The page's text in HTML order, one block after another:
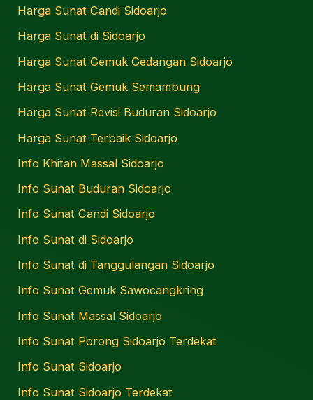
Harga Sunat Candi Sidoarjo
Harga Sunat di Sidoarjo
Harga Sunat Gemuk Gedangan Sidoarjo
Harga Sunat Gemuk Semambung
Harga Sunat Revisi Buduran Sidoarjo
Harga Sunat Terbaik Sidoarjo
Info Khitan Massal Sidoarjo
Info Sunat Buduran Sidoarjo
Info Sunat Candi Sidoarjo
Info Sunat di Sidoarjo
Info Sunat di Tanggulangan Sidoarjo
Info Sunat Gemuk Sawocangkring
Info Sunat Massal Sidoarjo
Info Sunat Porong Sidoarjo Terdekat
Info Sunat Sidoarjo
Info Sunat Sidoarjo Terdekat